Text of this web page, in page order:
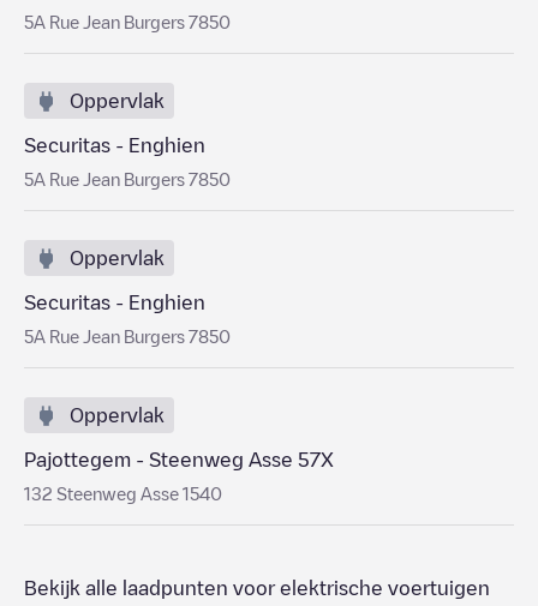
5A Rue Jean Burgers 7850
Oppervlak
Securitas - Enghien
5A Rue Jean Burgers 7850
Oppervlak
Securitas - Enghien
5A Rue Jean Burgers 7850
Oppervlak
Pajottegem - Steenweg Asse 57X
132 Steenweg Asse 1540
Bekijk alle laadpunten voor elektrische voertuigen